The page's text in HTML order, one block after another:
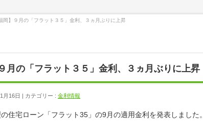
岡】９月の「フラット３５」金利、３ヵ月ぶりに上昇
月の「フラット３５」金利、３ヵ月ぶりに上昇
月16日 カテゴリー : 金利情報
住宅ローン「フラット35」の9月の適用金利を発表しました。